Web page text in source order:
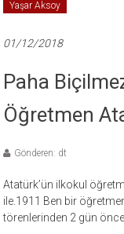
Yaşar Aksoy
01/12/2018
Paha
Öğretmen
Gönderen: dt
Atatürk’ün ilkokul
ile.1911 Ben bir
törenlerinden 2 gün